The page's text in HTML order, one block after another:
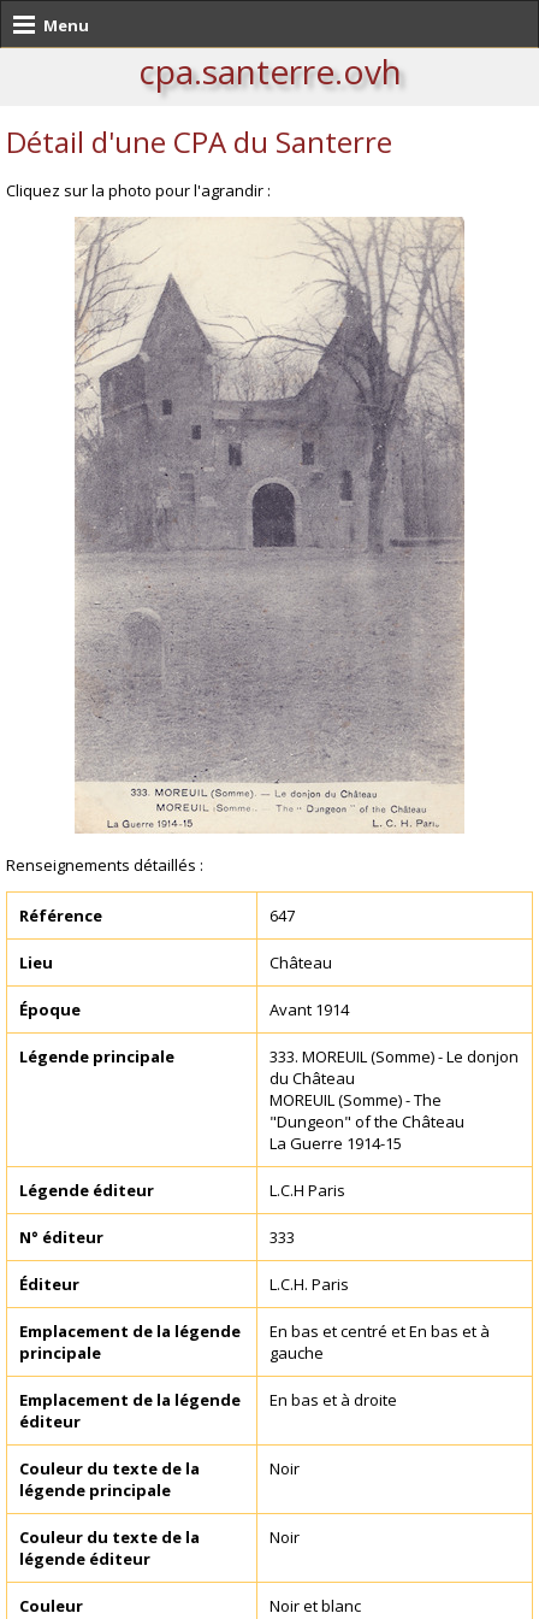
Menu
cpa.santerre.ovh
Détail d'une CPA du Santerre
Cliquez sur la photo pour l'agrandir :
Renseignements détaillés :
Référence 647
Lieu Château
Époque Avant 1914
Légende principale
333. MOREUIL (Somme) - Le donjon
du Château
MOREUIL (Somme) - The
"Dungeon" of the Château
La Guerre 1914-15
Légende éditeur L.C.H Paris
N° éditeur 333
Éditeur L.C.H. Paris
Emplacement de la légende
principale
En bas et centré et En bas et à
gauche
Emplacement de la légende
éditeur
En bas et à droite
Couleur du texte de la
légende principale
Noir
Couleur du texte de la
légende éditeur
Noir
Couleur Noir et blanc